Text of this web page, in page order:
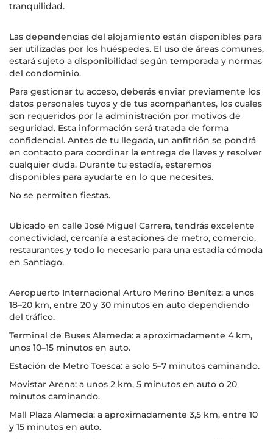
tranquilidad.
Las dependencias del alojamiento están disponibles para
ser utilizadas por los huéspedes. El uso de áreas comunes,
estará sujeto a disponibilidad según temporada y normas
del condominio.
Para gestionar tu acceso, deberás enviar previamente los
datos personales tuyos y de tus acompañantes, los cuales
son requeridos por la administración por motivos de
seguridad. Esta información será tratada de forma
confidencial. Antes de tu llegada, un anfitrión se pondrá
en contacto para coordinar la entrega de llaves y resolver
cualquier duda. Durante tu estadía, estaremos
disponibles para ayudarte en lo que necesites.
No se permiten fiestas.
Ubicado en calle José Miguel Carrera, tendrás excelente
conectividad, cercanía a estaciones de metro, comercio,
restaurantes y todo lo necesario para una estadía cómoda
en Santiago.
Aeropuerto Internacional Arturo Merino Benítez: a unos
18–20 km, entre 20 y 30 minutos en auto dependiendo
del tráfico.
Terminal de Buses Alameda: a aproximadamente 4 km,
unos 10–15 minutos en auto.
Estación de Metro Toesca: a solo 5–7 minutos caminando.
Movistar Arena: a unos 2 km, 5 minutos en auto o 20
minutos caminando.
Mall Plaza Alameda: a aproximadamente 3,5 km, entre 10
y 15 minutos en auto.